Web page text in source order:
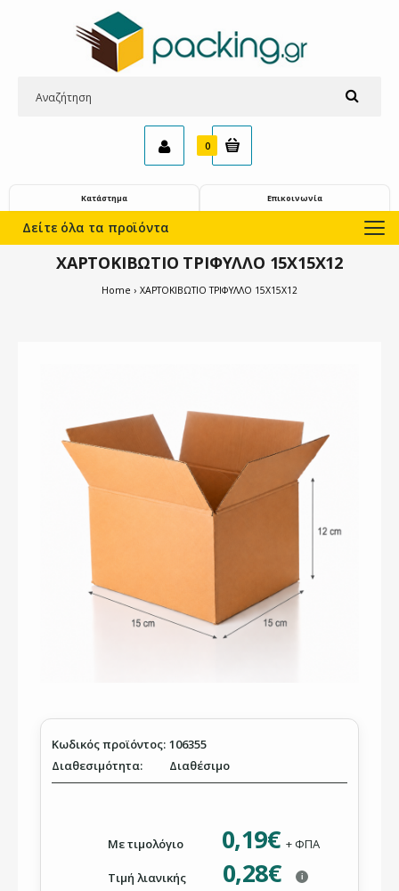
0
Κατάστημα Επικοινωνία
Δείτε όλα τα προϊόντα
ΧΑΡΤΟΚΙΒΩΤΙΟ ΤΡΙΦΥΛΛΟ 15X15X12
Home ΧΑΡΤΟΚΙΒΩΤΙΟ ΤΡΙΦΥΛΛΟ 15X15X12
Κωδικός προϊόντος: 106355
Διαθεσιμότητα:
Διαθέσιμο
Με τιμολόγιο 0,19€ + ΦΠΑ
Τιμή λιανικής 0,28€ i